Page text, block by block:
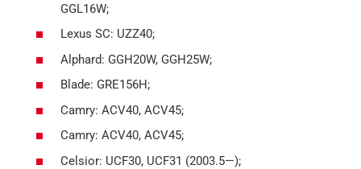
GGL16W;
Lexus SC: UZZ40;
Alphard: GGH20W, GGH25W;
Blade: GRE156H;
Camry: ACV40, ACV45;
Camry: ACV40, ACV45;
Celsior: UCF30, UCF31 (2003.5—);